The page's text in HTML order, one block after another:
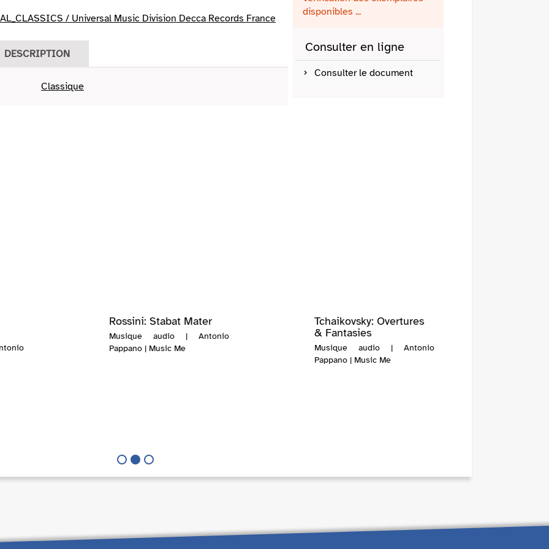
/ Universal Music Division Decca Records France
DESCRIPTION
Classique
disponibles ...
Consulter en ligne
Consulter le document
Rossini: Stabat Mater
Musique audio | Antonio
Pappano | Music Me
Tchaikovsky: Overtures
& Fantasies
Musique audio | Antonio
Pappano | Music Me